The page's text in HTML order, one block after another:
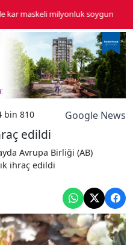
kar maskeli milyonluk soygun
bin 810 ton ihraç edildi
Google News
edildi
Avrupa Birliği (AB)
ihraç edildi